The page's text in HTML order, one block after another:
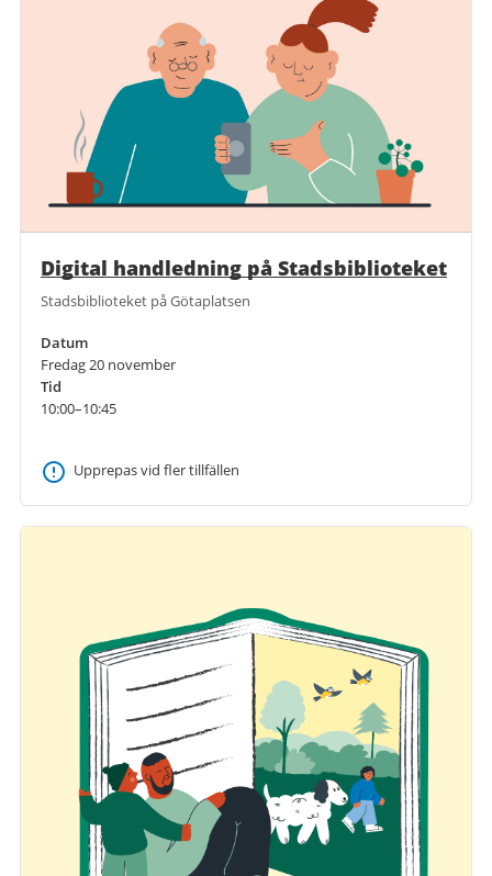
Digital handledning på Stadsbiblioteket
Stadsbiblioteket på Götaplatsen
Datum
Fredag 20 november
Tid
10:00–10:45
Upprepas vid fler tillfällen